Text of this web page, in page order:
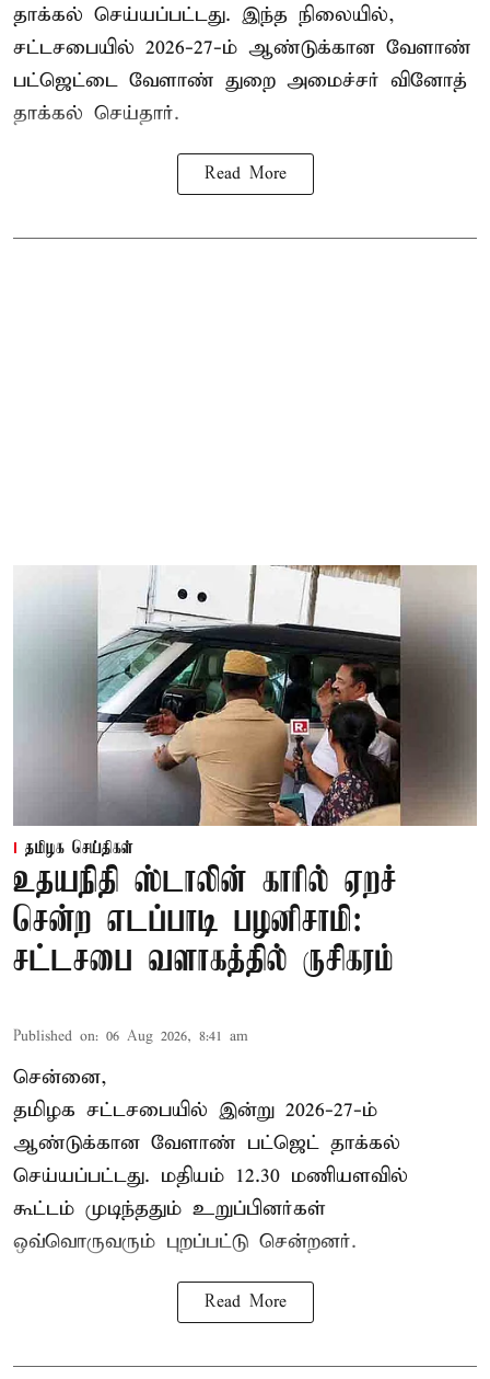
தாக்கல் செய்யப்பட்டது. இந்த நிலையில்,
சட்டசபையில் 2026-27-ம் ஆண்டுக்கான வேளாண்
பட்ஜெட்டை வேளாண் துறை அமைச்சர் வினோத்
தாக்கல் செய்தார்.
Read More
தமிழக செய்திகள்
உதயநிதி ஸ்டாலின் காரில் ஏறச்
சென்ற எடப்பாடி பழனிசாமி:
சட்டசபை வளாகத்தில் ருசிகரம்
Published on: 06 Aug 2026, 8:41 am
சென்னை,
தமிழக சட்டசபையில் இன்று 2026-27-ம்
ஆண்டுக்கான வேளாண் பட்ஜெட் தாக்கல்
செய்யப்பட்டது. மதியம் 12.30 மணியளவில்
கூட்டம் முடிந்ததும் உறுப்பினர்கள்
ஒவ்வொருவரும் புறப்பட்டு சென்றனர்.
Read More